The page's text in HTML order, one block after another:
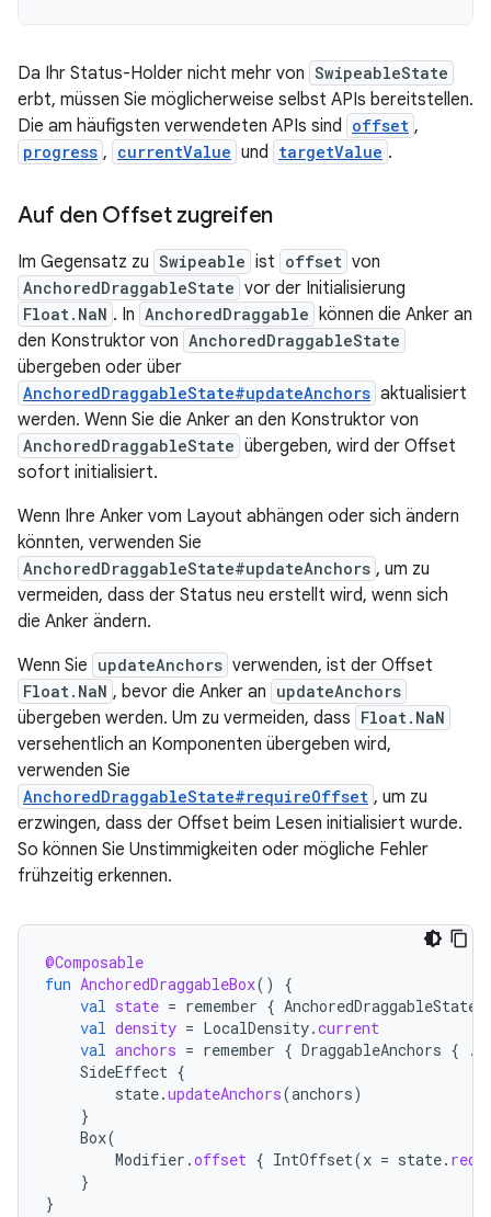
Da Ihr Status-Holder nicht mehr von SwipeableState
erbt, müssen Sie möglicherweise selbst APIs bereitstellen.
Die am häufigsten verwendeten APIs sind offset ,
progress , currentValue und targetValue .
Auf den Offset zugreifen
Im Gegensatz zu Swipeable ist offset von
AnchoredDraggableState vor der Initialisierung
Float.NaN . In AnchoredDraggable können die Anker an
den Konstruktor von AnchoredDraggableState
übergeben oder über
AnchoredDraggableState#updateAnchors aktualisiert
werden. Wenn Sie die Anker an den Konstruktor von
AnchoredDraggableState übergeben, wird der Offset
sofort initialisiert.
Wenn Ihre Anker vom Layout abhängen oder sich ändern
könnten, verwenden Sie
AnchoredDraggableState#updateAnchors , um zu
vermeiden, dass der Status neu erstellt wird, wenn sich
die Anker ändern.
Wenn Sie updateAnchors verwenden, ist der Offset
Float.NaN , bevor die Anker an updateAnchors
übergeben werden. Um zu vermeiden, dass Float.NaN
versehentlich an Komponenten übergeben wird,
verwenden Sie
AnchoredDraggableState#requireOffset , um zu
erzwingen, dass der Offset beim Lesen initialisiert wurde.
So können Sie Unstimmigkeiten oder mögliche Fehler
frühzeitig erkennen.
@Composable
fun AnchoredDraggableBox()
{
val state = remember { AnchoredDraggableState
val density = LocalDensity.current
val anchors = remember { DraggableAnchors {
SideEffect {
state.updateAnchors(anchors)
}
Box(
Modifier .offset { IntOffset(x = state.
}
}